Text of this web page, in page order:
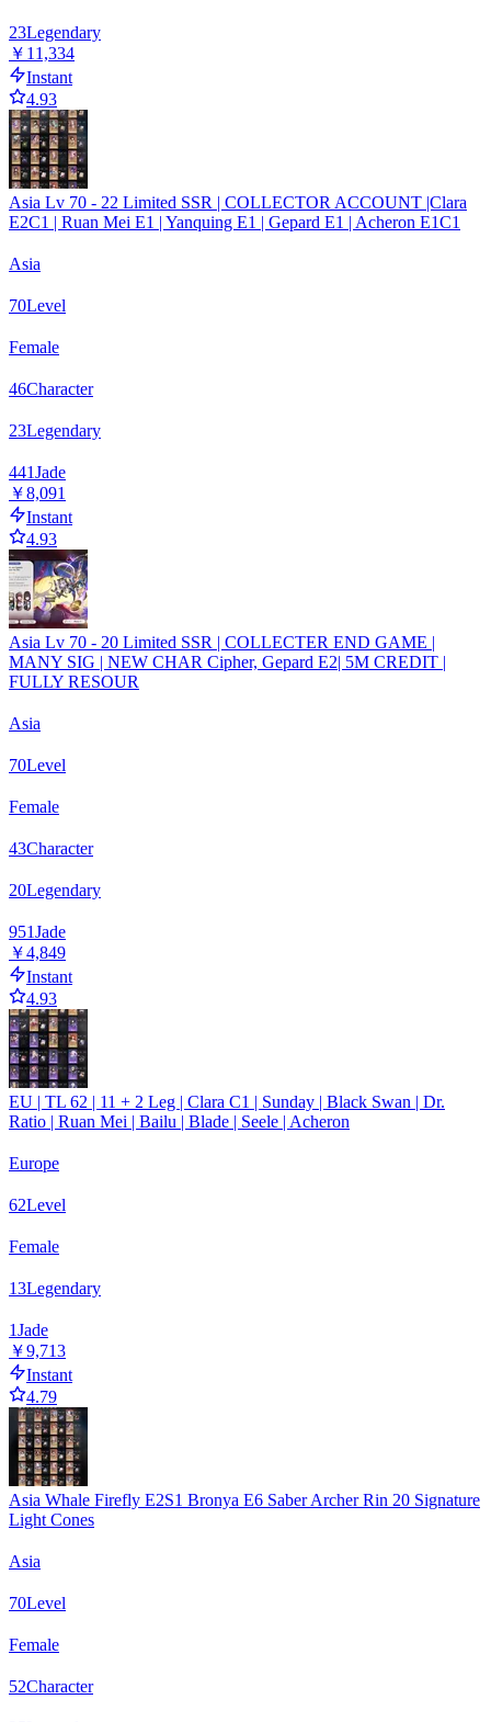
23Legendary
￥11,334
Instant
4.93
Asia Lv 70 - 22 Limited SSR | COLLECTOR ACCOUNT |Clara
E2C1 | Ruan Mei E1 | Yanquing E1 | Gepard E1 | Acheron E1C1
Asia
70Level
Female
46Character
23Legendary
441Jade
￥8,091
Instant
4.93
Asia Lv 70 - 20 Limited SSR | COLLECTER END GAME |
MANY SIG | NEW CHAR Cipher, Gepard E2| 5M CREDIT |
FULLY RESOUR
Asia
70Level
Female
43Character
20Legendary
951Jade
￥4,849
Instant
4.93
EU | TL 62 | 11 + 2 Leg | Clara C1 | Sunday | Black Swan | Dr.
Ratio | Ruan Mei | Bailu | Blade | Seele | Acheron
Europe
62Level
Female
13Legendary
1Jade
￥9,713
Instant
4.79
Asia Whale Firefly E2S1 Bronya E6 Saber Archer Rin 20 Signature
Light Cones
Asia
70Level
Female
52Character